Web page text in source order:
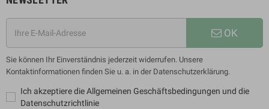
OK
Sie können Ihr Einverständnis jederzeit widerrufen. Unsere
Kontaktinformationen finden Sie u. a. in der Datenschutzerklärung.
Ich akzeptiere die Allgemeinen Geschäftsbedingungen und die
Datenschutzrichtlinie